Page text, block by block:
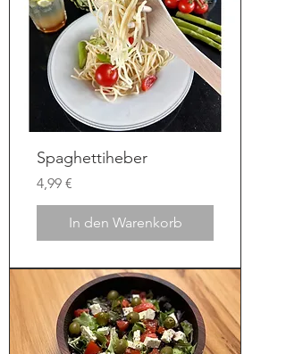
Spaghettiheber
Preis
4,99 €
In den Warenkorb